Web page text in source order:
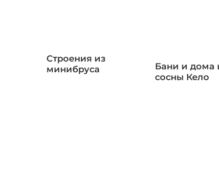
Строения из
минибруса
Бани и дома
сосны Кело